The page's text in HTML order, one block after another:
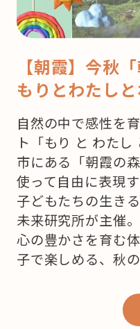
♪”
の
【朝霞】今秋
もりとわたし
自然の中で感性を
ト「もり と わた
市にある「朝霞の
使って自由に表現
子どもたちの生き
未来研究所が主催
心の豊かさを育む
子で楽しめる、秋